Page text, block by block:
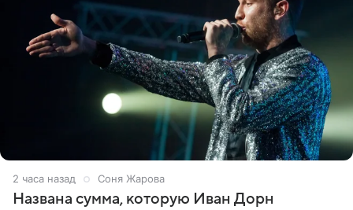
2 часа назад Соня Жарова
Названа сумма, которую Иван Дорн